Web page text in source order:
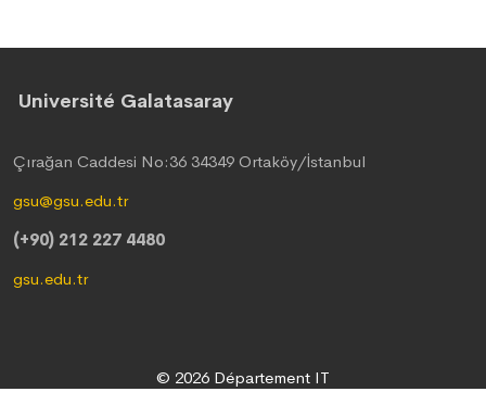
Université Galatasaray
Çırağan Caddesi No:36 34349 Ortaköy/İstanbul
gsu@gsu.edu.tr
(+90) 212 227 4480
gsu.edu.tr
© 2026 Département IT